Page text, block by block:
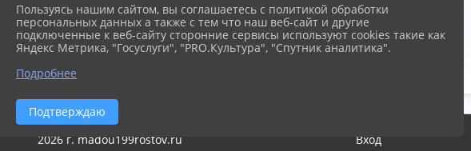
2026 г. madou199rostov.ru Вход
Пользуясь нашим сайтом, вы соглашаетесь с политикой обработки
персональных данных а также с тем что наш веб-сайт и другие
подключенные к веб-сайту сторонние сервисы используют cookies такие как
Яндекс Метрика, "Госуслуги", "PRO.Культура", "Спутник аналитика".
Подробнее
Подтверждаю